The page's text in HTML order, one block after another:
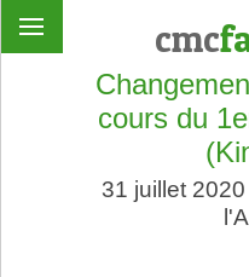
cmc
cours du
31 juillet